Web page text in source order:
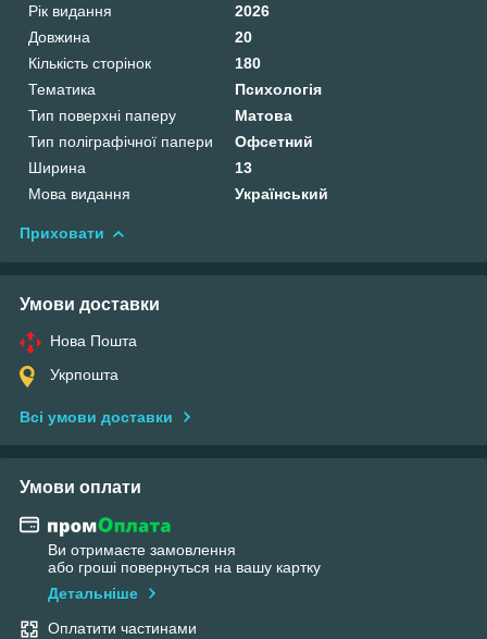
Рік видання
2026
Довжина
20
Кількість сторінок
180
Тематика
Психологія
Тип поверхні паперу
Матова
Тип поліграфічної папери
Офсетний
Ширина
13
Мова видання
Український
Приховати
Умови доставки
Нова Пошта
Укрпошта
Всі умови доставки
Умови оплати
Ви отримаєте замовлення
або гроші повернуться на вашу картку
Детальніше
Оплатити частинами